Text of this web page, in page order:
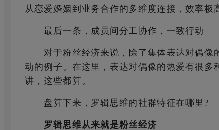
从恋爱婚姻到业务合作的多维度连接，效率极
最后一条，成员间分工协作，一致行动
对于粉丝经济来说，除了集体表达对偶像
动的例子。在这里，表达对偶像的热爱有很
讲，这些都算。
盘算下来，罗辑思维的社群特征在哪里?
罗辑思维从来就是粉丝经济